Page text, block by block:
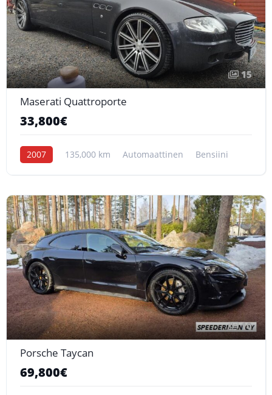
15
Maserati Quattroporte
33,800€
2007 135,000 km Automaattinen Bensiini
10
Porsche Taycan
69,800€